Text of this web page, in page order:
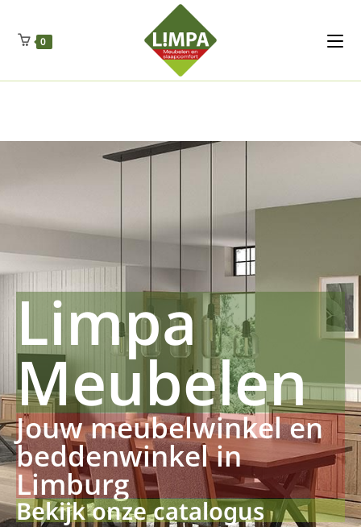
Regenschut
Drueckerpro
Fettsauren Dekemax Kapselmed
Luftkuhlen Zauberfan Netzfenste Insektensc
0
Limpa
Meubelen
Jouw meubelwinkel en
beddenwinkel in
Limburg
Bekijk onze catalogus